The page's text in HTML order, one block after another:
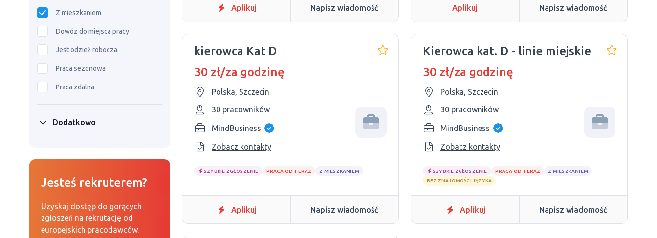
Z mieszkaniem
Dowóz do miejsca pracy
Jest odzież robocza
Praca sezonowa
Praca zdalna
Dodatkowo
Jesteś rekruterem?
Uzyskaj dostęp do gorących
zgłoszeń na rekrutację od
europejskich pracodawców.
Aplikuj Napisz wiadomość Aplikuj Napisz wiadomość
kierowca Kat D
30 zł/za godzinę
Polska, Szczecin
30 pracowników
MindBusiness
Zobacz kontakty
SZYBKIE ZGŁOSZENIE PRACA OD TERAZ Z MIESZKANIEM
Aplikuj Napisz wiadomość
Kierowca kat. D - linie miejskie
30 zł/za godzinę
Polska, Szczecin
30 pracowników
MindBusiness
Zobacz kontakty
SZYBKIE ZGŁOSZENIE PRACA OD TERAZ
Z MIESZKANIEM
BEZ ZNAJOMOŚCI JĘZYKA
Aplikuj Napisz wiadomość